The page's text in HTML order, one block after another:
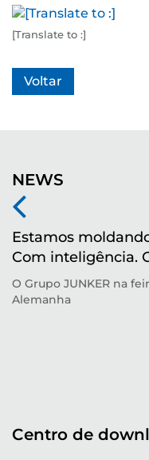
[Translate to :]
Voltar
NEWS
Estamos
Com inteligência.
O Grupo JUNKER na
Alemanha
Centro de